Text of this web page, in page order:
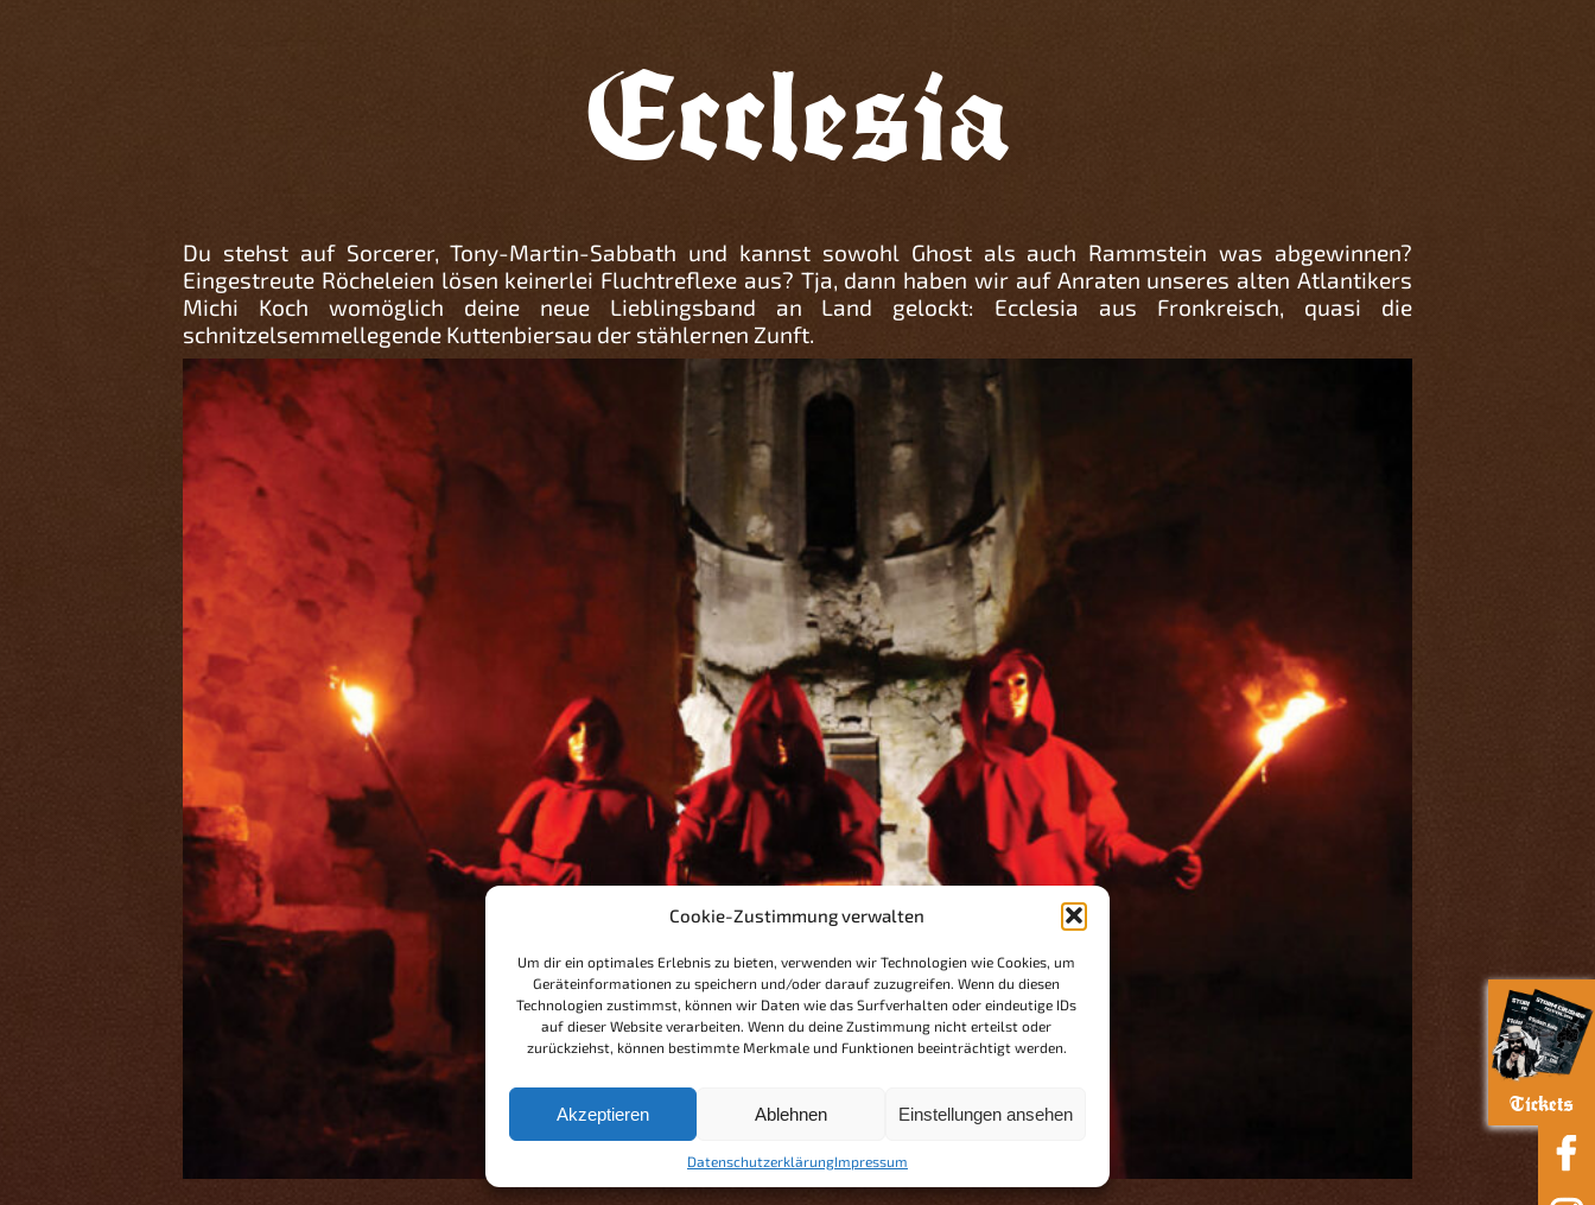
Cookie-Zustimmung verwalten
Um dir ein optimales Erlebnis zu bieten, verwenden wir Technologien wie Cookies, um
Geräteinformationen zu speichern und/oder darauf zuzugreifen. Wenn du diesen
Technologien zustimmst, können wir Daten wie das Surfverhalten oder eindeutige IDs
auf dieser Website verarbeiten. Wenn du deine Zustimmung nicht erteilst oder
zurückziehst, können bestimmte Merkmale und Funktionen beeinträchtigt werden.
Akzeptieren Ablehnen Einstellungen ansehen
DatenschutzerklärungImpressum
Tickets
Ecclesia
Du stehst auf Sorcerer, Tony-Martin-Sabbath und kannst sowohl Ghost als auch Rammstein was abgewinnen?
Eingestreute Röcheleien lösen keinerlei Fluchtreflexe aus? Tja, dann haben wir auf Anraten unseres alten Atlantikers
Michi Koch womöglich deine neue Lieblingsband an Land gelockt: Ecclesia aus Fronkreisch, quasi die
schnitzelsemmellegende Kuttenbiersau der stählernen Zunft.